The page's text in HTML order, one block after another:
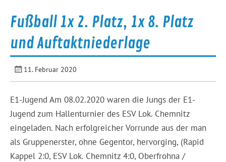
Fußball 1x 2. Platz, 1x 8. Platz
und Auftaktniederlage
11. Februar 2020
E1-Jugend Am 08.02.2020 waren die Jungs der E1-
Jugend zum Hallenturnier des ESV Lok. Chemnitz
eingeladen. Nach erfolgreicher Vorrunde aus der man
als Gruppenerster, ohne Gegentor, hervorging, (Rapid
Kappel 2:0, ESV Lok. Chemnitz 4:0, Oberfrohna /